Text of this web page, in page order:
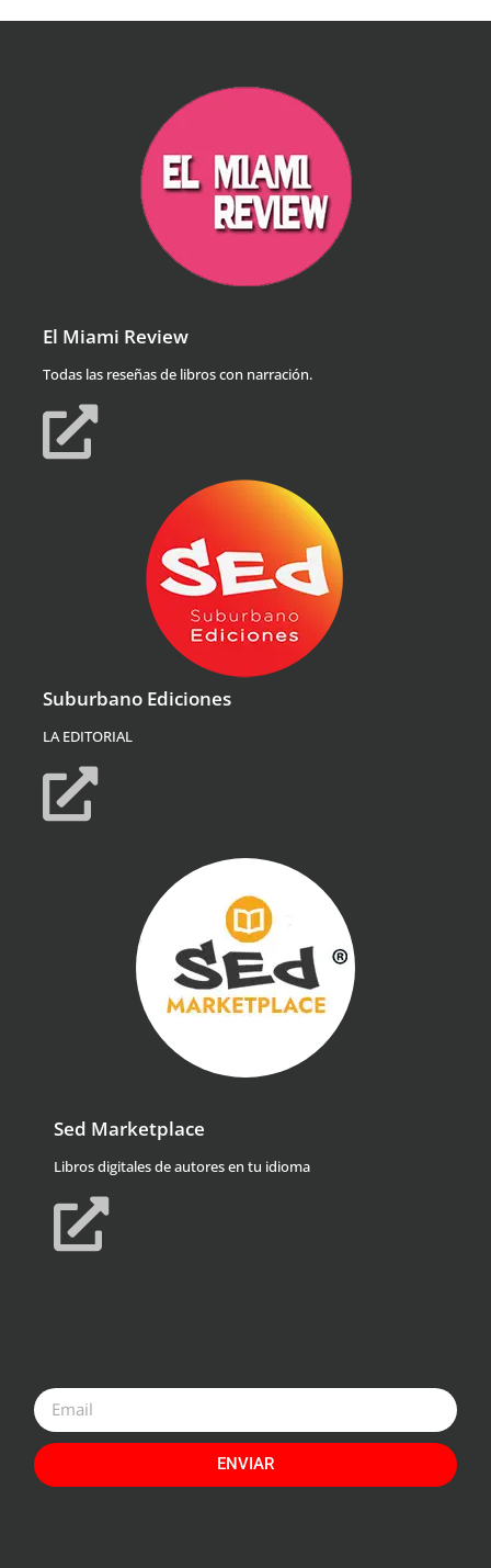
El Miami Review
Todas las reseñas de libros con narración.
Suburbano Ediciones
LA EDITORIAL
Sed Marketplace
Libros digitales de autores en tu idioma
ENVIAR